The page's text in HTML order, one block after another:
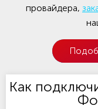
провайдера,
Как